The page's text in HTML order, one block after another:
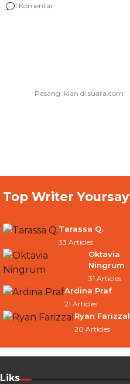
agar Dana Tidak Hangus!
1 Komentar
Top Writer Yoursay
Tarassa Q.
33 Articles
Oktavia
Ningrum
31 Articles
Ardina Praf
21 Articles
Ryan Farizzal
20 Articles
Liks